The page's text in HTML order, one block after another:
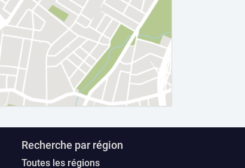
Recherche par région
Toutes les régions